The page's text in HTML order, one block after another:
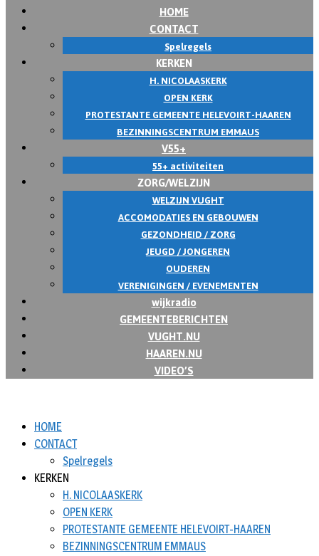
HOME
CONTACT
Spelregels
KERKEN
H. NICOLAASKERK
OPEN KERK
PROTESTANTE GEMEENTE HELEVOIRT-HAAREN
BEZINNINGSCENTRUM EMMAUS
V55+
55+ activiteiten
ZORG/WELZIJN
WELZIJN VUGHT
ACCOMODATIES EN GEBOUWEN
GEZONDHEID / ZORG
JEUGD / JONGEREN
OUDEREN
VERENIGINGEN / EVENEMENTEN
wijkradio
GEMEENTEBERICHTEN
VUGHT.NU
HAAREN.NU
VIDEO’S
HOME
CONTACT
Spelregels
KERKEN
H. NICOLAASKERK
OPEN KERK
PROTESTANTE GEMEENTE HELEVOIRT-HAAREN
BEZINNINGSCENTRUM EMMAUS